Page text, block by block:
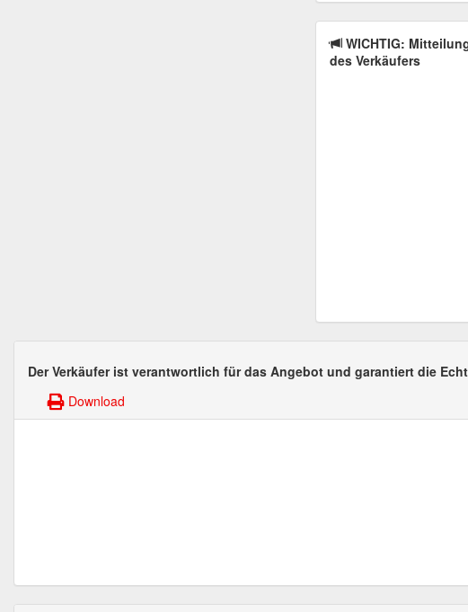
WICHTIG:
des Verkäufers
Der Verkäufer ist verantwortlich für das Angebot und garantiert die
Download